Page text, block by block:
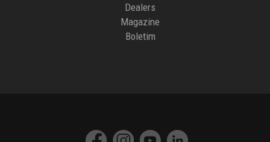
Dealers
Magazine
Boletim